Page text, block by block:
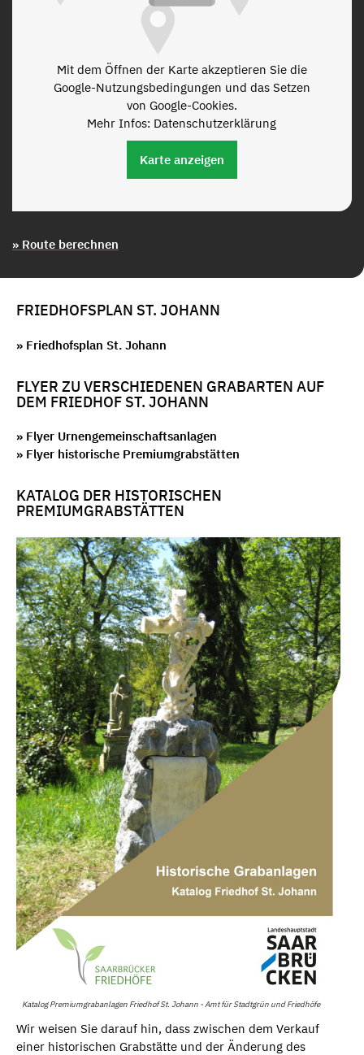
Mit dem Öffnen der Karte akzeptieren Sie die
Google-Nutzungsbedingungen und das Setzen
von Google-Cookies.
Mehr Infos: Datenschutzerklärung
Karte anzeigen
» Route berechnen
FRIEDHOFSPLAN ST. JOHANN
» Friedhofsplan St. Johann
FLYER ZU VERSCHIEDENEN GRABARTEN AUF
DEM FRIEDHOF ST. JOHANN
» Flyer Urnengemeinschaftsanlagen
» Flyer historische Premiumgrabstätten
KATALOG DER HISTORISCHEN
PREMIUMGRABSTÄTTEN
Katalog Premiumgrabanlagen Friedhof St. Johann - Amt für Stadtgrün und Friedhöfe
Wir weisen Sie darauf hin, dass zwischen dem Verkauf
einer historischen Grabstätte und der Änderung des